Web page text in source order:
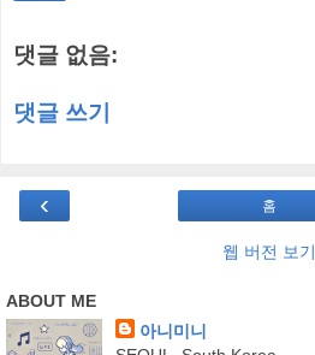
댓글 없음:
댓글 쓰기
‹ 홈
웹 버전 보기
ABOUT ME
아니미니